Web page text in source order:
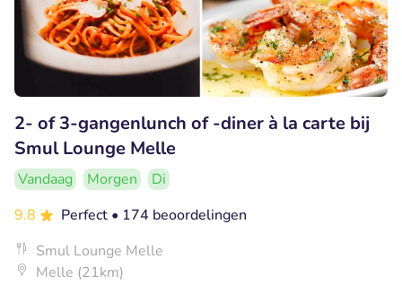
2- of 3-gangenlunch of -diner à la carte bij
Smul Lounge Melle
Vandaag Morgen
Di
9.8
Perfect • 174 beoordelingen
Smul Lounge Melle
Melle (21km)